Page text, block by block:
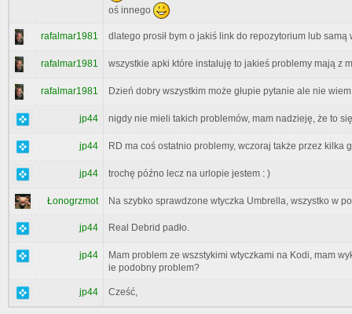
oś innego
rafalmar1981 dlatego prosił bym o jakiś link do repozytorium lub samą
rafalmar1981 wszystkie apki które instaluję to jakieś problemy mają z
rafalmar1981 Dzień dobry wszystkim może głupie pytanie ale nie
jp44 nigdy nie mieli takich problemów, mam nadzieję, że to
jp44 RD ma coś ostatnio problemy, wczoraj także przez kilka
jp44 trochę późno lecz na urlopie jestem : )
Łonogrzmot Na szybko sprawdzone wtyczka Umbrella, wszystko w
jp44 Real Debrid padło.
jp44
Mam problem ze wszstykimi wtyczkami na Kodi, mam
ie podobny problem?
jp44 Cześć,